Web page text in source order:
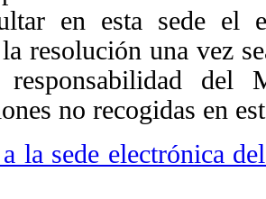
en esta sede el
la resolución una vez
responsabilidad del
no recogidas en
la sede electrónica